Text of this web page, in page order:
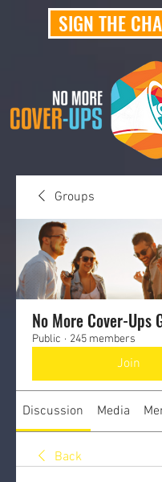
SIGN THE
Groups
No More Cover-Ups
Public · 245 members
Join
Discussion Media
Back